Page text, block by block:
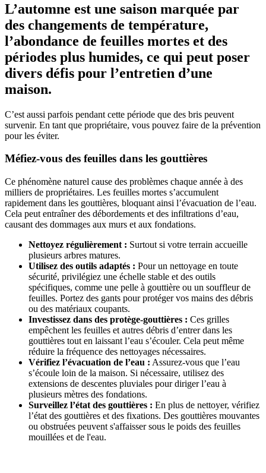
L’automne est une saison marquée par
des changements de température,
l’abondance de feuilles mortes et des
périodes plus humides, ce qui peut poser
divers défis pour l’entretien d’une
maison.
C’est aussi parfois pendant cette période que des bris peuvent
survenir. En tant que propriétaire, vous pouvez faire de la prévention
pour les éviter.
Méfiez-vous des feuilles dans les gouttières
Ce phénomène naturel cause des problèmes chaque année à des
milliers de propriétaires. Les feuilles mortes s’accumulent
rapidement dans les gouttières, bloquant ainsi l’évacuation de l’eau.
Cela peut entraîner des débordements et des infiltrations d’eau,
causant des dommages aux murs et aux fondations.
Nettoyez régulièrement : Surtout si votre terrain accueille
plusieurs arbres matures.
Utilisez des outils adaptés : Pour un nettoyage en toute
sécurité, privilégiez une échelle stable et des outils
spécifiques, comme une pelle à gouttière ou un souffleur de
feuilles. Portez des gants pour protéger vos mains des débris
ou des matériaux coupants.
Investissez dans des protège-gouttières : Ces grilles
empêchent les feuilles et autres débris d’entrer dans les
gouttières tout en laissant l’eau s’écouler. Cela peut même
réduire la fréquence des nettoyages nécessaires.
Vérifiez l’évacuation de l’eau : Assurez-vous que l’eau
s’écoule loin de la maison. Si nécessaire, utilisez des
extensions de descentes pluviales pour diriger l’eau à
plusieurs mètres des fondations.
Surveillez l’état des gouttières : En plus de nettoyer, vérifiez
l’état des gouttières et des fixations. Des gouttières mouvantes
ou obstruées peuvent s'affaisser sous le poids des feuilles
mouillées et de l'eau.